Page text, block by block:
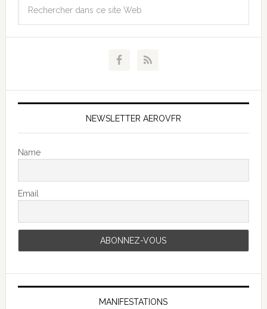
NEWSLETTER AEROVFR
Name
Email
MANIFESTATIONS